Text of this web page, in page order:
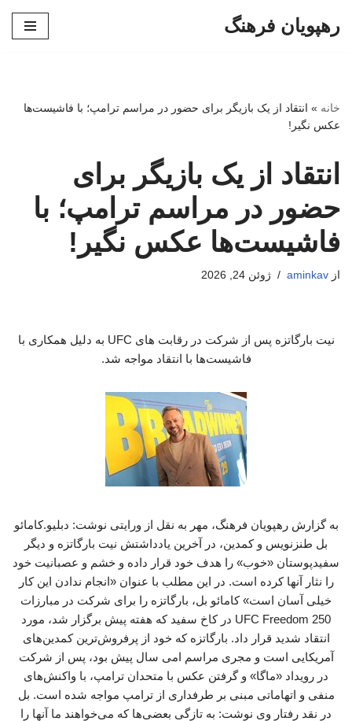
رهپویان فرهنگ
خانه » انتقاد از یک بازیگر برای حضور در مراسم ترامپ؛ با فاشیست‌ها
عکس نگیر!
انتقاد از یک بازیگر برای
حضور در مراسم ترامپ؛ با
فاشیست‌ها عکس نگیر!
از aminkav ژوئن 24, 2026
نیت بارگاتزه پس از شرکت در رقابت های UFC به دلیل همکاری با
فاشیست‌ها با انتقاد مواجه شد.
به گزارش رهپویان فرهنگ، مهر به نقل از ورایتی نوشت: دبلیو.کامائو
بل طنزنویس و کمدین، در آخرین یادداشتش نیت بارگاتزه و دیگر
سفیدپوستان «خوب» را هدف خود قرار داده و خشم و عصبانیت خود
را نثار آنها کرده است. در این مطلب با عنوان «انجام ندادن این کار
خیلی آسان است» کامائو بل، بارگاتزه را برای شرکت در مبارزات
UFC Freedom 250 در کاخ سفید که هفته پیش برگزار شد، مورد
انتقاد شدید قرار داد. بارگاتزه که خود از پرفروش‌ترین کمدین‌های
آمریکایی‌ است و مجری مراسم امی سال پیش بود، پس از شرکت
در رویداد «ماگا» و گرفتن عکس با متحدان ترامپ، با واکنش‌های
منفی و اتهاماتی مبنی بر طرفداری از ترامپ مواجه شده است. بل
در نقد رفتار وی نوشت: به تازگی بعضی‌ها که می‌خواهند ما آنها را